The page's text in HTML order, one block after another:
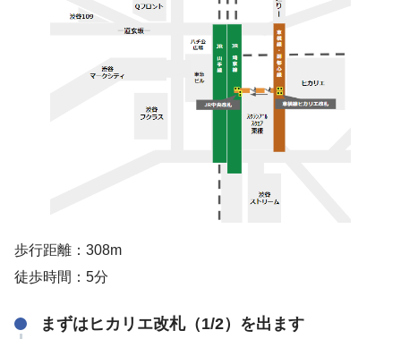
歩行距離：308m
徒歩時間：5分
まずはヒカリエ改札（1/2）を出ます